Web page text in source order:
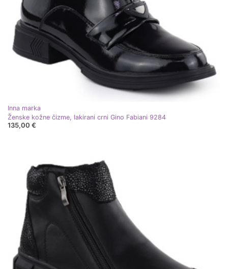
Inna marka
Ženske kožne čizme, lakirani crni Gino Fabiani 9284
135,00 €